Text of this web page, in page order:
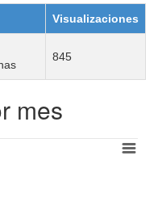
Visualizaciones
845
mes